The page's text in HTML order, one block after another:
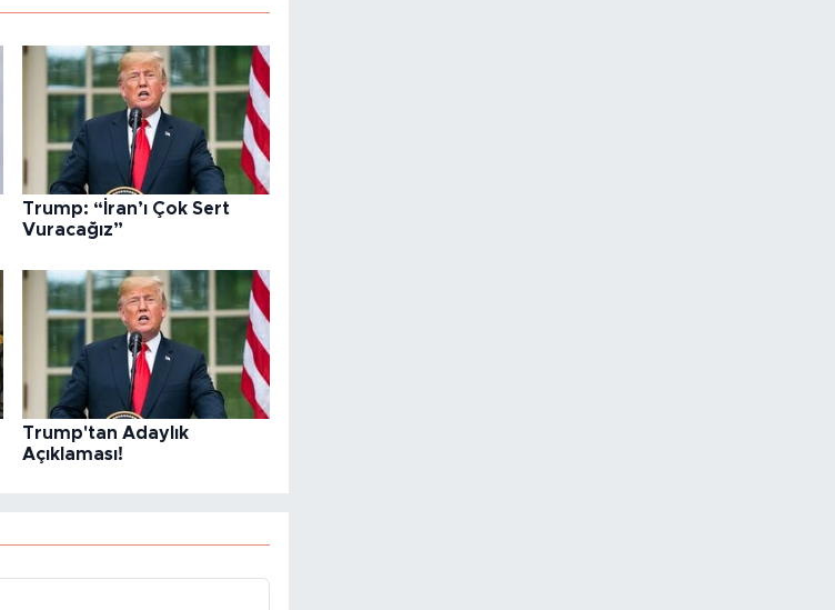
Trump: “İran’ı Çok Sert
Vuracağız”
Trump'tan Adaylık
Açıklaması!